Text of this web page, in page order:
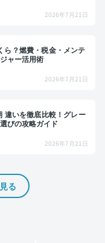
2026年7月21日
ら？燃費・税金・メンテ
ャー活用術
2026年7月21日
違いを徹底比較！グレー
びの攻略ガイド
2026年7月21日
る